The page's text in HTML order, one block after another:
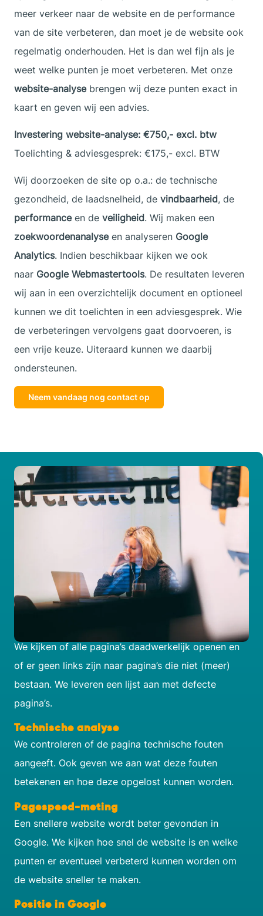
meer verkeer naar de website en de performance
van de site verbeteren, dan moet je de website ook
regelmatig onderhouden. Het is dan wel fijn als je
weet welke punten je moet verbeteren. Met onze
website-analysebrengen wij deze punten exact in
kaart en geven wij een advies.
Investering website-analyse: €750,- excl. btw
Toelichting & adviesgesprek: €175,- excl. BTW
Wij doorzoeken de site op o.a.: de technische
gezondheid, de laadsnelheid, de vindbaarheid, de
performanceen de veiligheid. Wij maken een
zoekwoordenanalyseen analyseren Google
Analytics. Indien beschikbaar kijken we ook
naar Google Webmastertools. De resultaten leveren
wij aan in een overzichtelijk document en optioneel
kunnen we dit toelichten in een adviesgesprek. Wie
de verbeteringen vervolgens gaat doorvoeren, is
een vrije keuze. Uiteraard kunnen we daarbij
ondersteunen.
Neem vandaag nog contact op
Wij adviseren over de volgende
punten:
We kijken of alle pagina’s daadwerkelijk openen en
of er geen links zijn naar pagina’s die niet (meer)
bestaan. We leveren een lijst aan met defecte
pagina’s.
Technische analyse
We controleren of de pagina technische fouten
aangeeft. Ook geven we aan wat deze fouten
betekenen en hoe deze opgelost kunnen worden.
Pagespeed-meting
Een snellere website wordt beter gevonden in
Google. We kijken hoe snel de website is en welke
punten er eventueel verbeterd kunnen worden om
de website sneller te maken.
Positie in Google